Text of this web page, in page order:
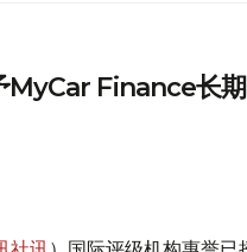
MyCar Finance长